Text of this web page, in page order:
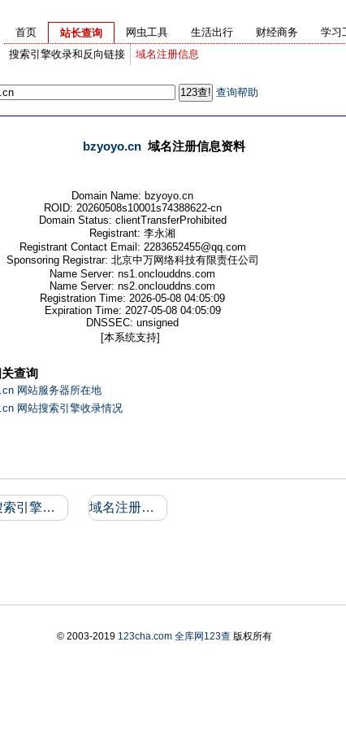
首页
站长查询
搜索引擎收录和反向链接
域名注册信息
网虫工具 生活出行 财经商务 学习
查询帮助
bzyoyo.cn 域名注册信息资料
Domain Name: bzyoyo.cn
ROID: 20260508s10001s74388622-cn
Domain Status: clientTransferProhibited
Registrant: 李永湘
Registrant Contact Email: 2283652455@qq.com
Sponsoring Registrar: 北京中万网络科技有限责任公司
Name Server: ns1.onclouddns.com
Name Server: ns2.onclouddns.com
Registration Time: 2026-05-08 04:05:09
Expiration Time: 2027-05-08 04:05:09
DNSSEC: unsigned
[本系统支持]
查询
网站服务器所在地
网站搜索引擎收录情况
搜索引擎收录和反向链接 域名注册信息
© 2003-2019 123cha.com 全库网123查版权所有